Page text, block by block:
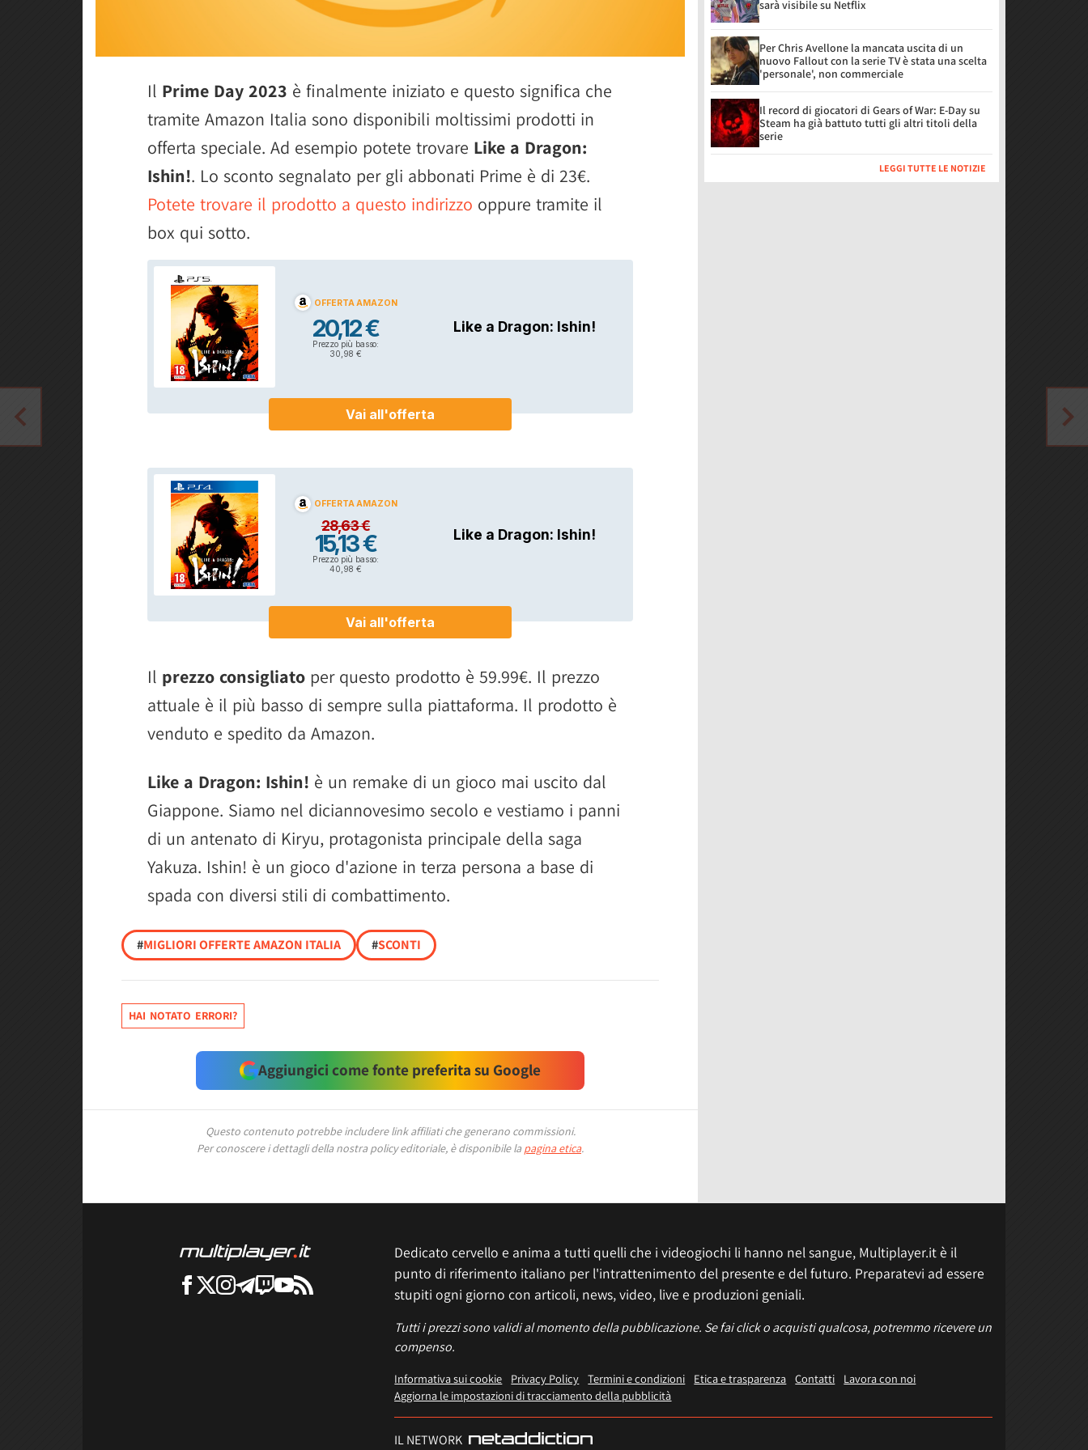
Il Prime Day 2023 è finalmente iniziato e questo significa che
tramite Amazon Italia sono disponibili moltissimi prodotti in
offerta speciale. Ad esempio potete trovare Like a Dragon:
Ishin!. Lo sconto segnalato per gli abbonati Prime è di 23€.
Potete trovare il prodotto a questo indirizzo oppure tramite il
box qui sotto.
Il prezzo consigliato per questo prodotto è 59.99€. Il prezzo
attuale è il più basso di sempre sulla piattaforma. Il prodotto è
venduto e spedito da Amazon.
Like a Dragon: Ishin! è un remake di un gioco mai uscito dal
Giappone. Siamo nel diciannovesimo secolo e vestiamo i panni
di un antenato di Kiryu, protagonista principale della saga
Yakuza. Ishin! è un gioco d'azione in terza persona a base di
spada con diversi stili di combattimento.
#MIGLIORI OFFERTE AMAZON ITALIA #SCONTI
HAI NOTATO ERRORI?
Aggiungici come fonte preferita su Google
Questo contenuto potrebbe includere link affiliati che generano commissioni.
Per conoscere i dettagli della nostra policy editoriale, è disponibile la pagina etica.
sarà visibile su Netflix
Per Chris Avellone la mancata uscita di un
nuovo Fallout con la serie TV è stata una scelta
'personale', non commerciale
Il record di giocatori di Gears of War: E-Day su
Steam ha già battuto tutti gli altri titoli della
serie
LEGGI TUTTE LE NOTIZIE
Dedicato cervello e anima a tutti quelli che i videogiochi li hanno nel sangue, Multiplayer.it è il
punto di riferimento italiano per l'intrattenimento del presente e del futuro. Preparatevi ad essere
stupiti ogni giorno con articoli, news, video, live e produzioni geniali.
Tutti i prezzi sono validi al momento della pubblicazione. Se fai click o acquisti qualcosa, potremmo ricevere un
compenso.
Informativa sui cookie Privacy Policy Termini e condizioni Etica e trasparenza Contatti
Lavora con noi
Aggiorna le impostazioni di tracciamento della pubblicità
IL NETWORK